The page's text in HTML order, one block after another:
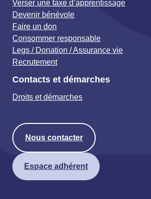
Verser une taxe d’apprentissage
Devenir bénévole
Faire un don
Consommer responsable
Legs / Donation / Assurance vie
Recrutement
Contacts et démarches
Droits et démarches
Nous contacter
Espace adhérent